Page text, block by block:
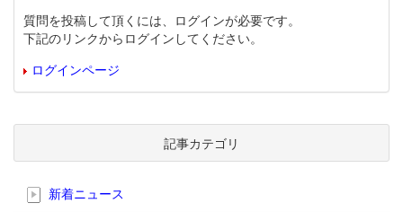
質問を投稿して頂くには、ログインが必要です。
下記のリンクからログインしてください。
ログインページ
記事カテゴリ
新着ニュース